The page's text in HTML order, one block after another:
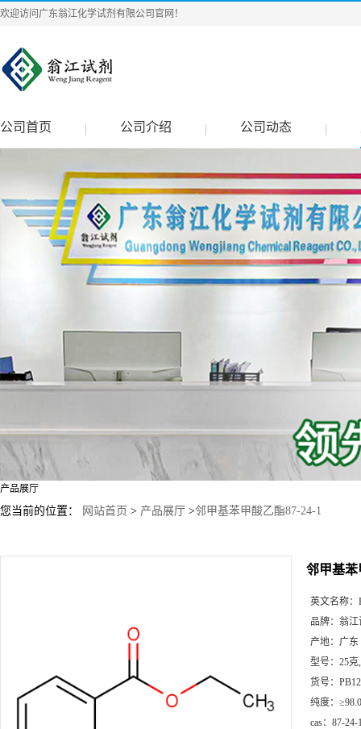
欢迎访问广东翁江化学试剂有限公司官网！
公司首页 公司介绍 公司动态
产品展厅
您当前的位置： 网站首页 > 产品展厅 >邻甲基苯甲酸乙酯87-24-1
邻甲基苯
英文名称：
品牌： 翁江
产地： 广东
型号： 25克
货号：
纯度：
cas： 87-24-